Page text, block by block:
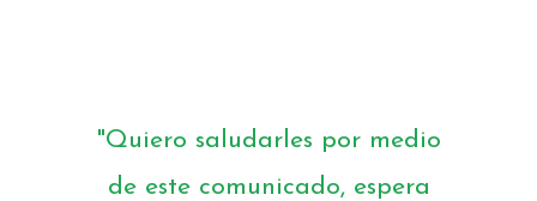
"Quiero saludarles por medio
de este comunicado, espera